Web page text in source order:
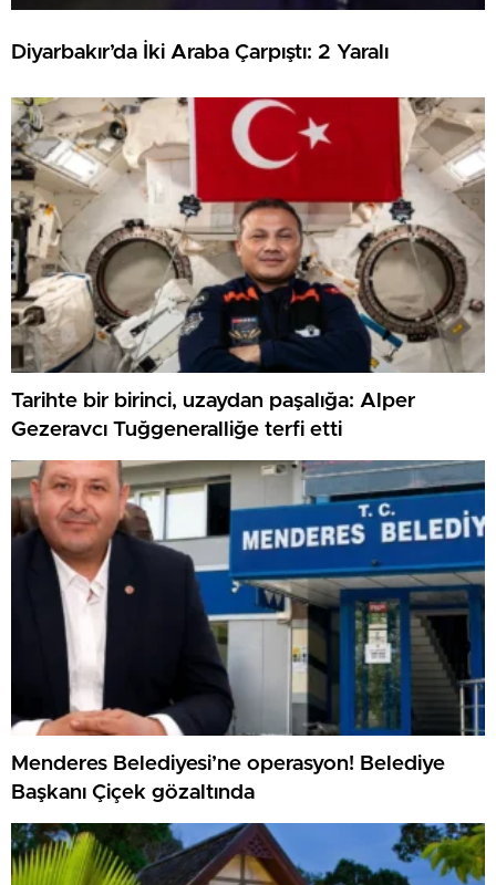
Diyarbakır’da İki Araba Çarpıştı: 2 Yaralı
Tarihte bir birinci, uzaydan paşalığa: Alper
Gezeravcı Tuğgeneralliğe terfi etti
Menderes Belediyesi’ne operasyon! Belediye
Başkanı Çiçek gözaltında